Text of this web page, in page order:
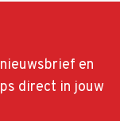
en
direct in jouw